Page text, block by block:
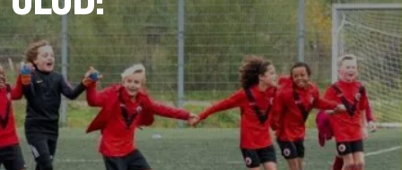
Sponsoring
SPORTPARK GOED GENOEG
LIDMAATSCHAP